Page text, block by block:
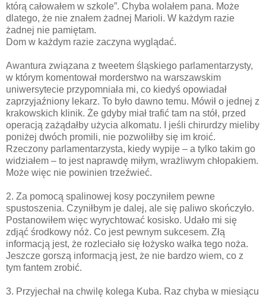
którą całowałem w szkole”. Chyba wolałem pana. Może
dlatego, że nie znałem żadnej Marioli. W każdym razie
żadnej nie pamiętam.
Dom w każdym razie zaczyna wyglądać.
Awantura związana z tweetem śląskiego parlamentarzysty,
w którym komentował morderstwo na warszawskim
uniwersytecie przypomniała mi, co kiedyś opowiadał
zaprzyjaźniony lekarz. To było dawno temu. Mówił o jednej z
krakowskich klinik. Że gdyby miał trafić tam na stół, przed
operacją zażądałby użycia alkomatu. I jeśli chirurdzy mieliby
poniżej dwóch promili, nie pozwoliłby się im kroić.
Rzeczony parlamentarzysta, kiedy wypije – a tylko takim go
widziałem – to jest naprawdę miłym, wrażliwym chłopakiem.
Może więc nie powinien trzeźwieć.
2. Za pomocą spalinowej kosy poczyniłem pewne
spustoszenia. Czyniłbym je dalej, ale się paliwo skończyło.
Postanowiłem więc wyrychtować kosisko. Udało mi się
zdjąć środkowy nóż. Co jest pewnym sukcesem. Złą
informacją jest, że rozleciało się łożysko wałka tego noża.
Jeszcze gorszą informacją jest, że nie bardzo wiem, co z
tym fantem zrobić.
3. Przyjechał na chwilę kolega Kuba. Raz chyba w miesiącu